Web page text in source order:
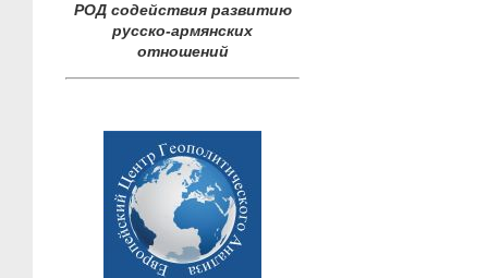
РОД содействия развитию
русско-армянских
отношений